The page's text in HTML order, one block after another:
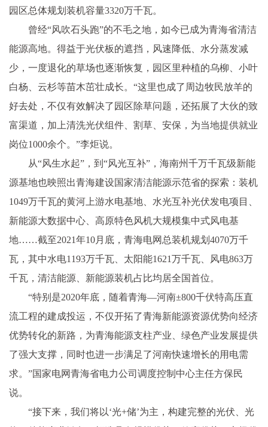
园区总体规划装机容量3320万千瓦。
曾经“风吹石头跑”的不毛之地，如今已成为青海省清洁
能源高地。得益于光伏板的遮挡，风速降低、水分蒸发减
少，一度退化的草场也逐渐恢复，园区里种植的乌柳、小叶
白杨、云杉等苗木茁壮成长。“这里也成了周边牧民放羊的
好去处，不仅有效解决了园区除草问题，还拓展了大伙的致
富渠道，加上清洗光伏组件、割草、安保，为当地提供就业
岗位1000余个。”李炬说。
从“风生水起”，到“风光互补”，海南州千万千瓦级新能
源基地也映照出青海建设国家清洁能源示范省的探索：装机
1049万千瓦的黄河上游水电基地、水光互补光伏发电项目、
新能源大数据中心、高原特色风机大规模集中式风电基
地……截至2021年10月底，青海电网总装机规划4070万千
瓦，其中水电1193万千瓦、太阳能1621万千瓦、风电863万
千瓦，清洁能源、新能源装机占比均居全国首位。
“特别是2020年底，随着青海—河南±800千伏特高压直
流工程的建成投运，不仅开拓了青海新能源资源优势向经济
优势转化的新路，为青海能源支柱产业、绿色产业发展提供
了强大支撑，同时也进一步满足了河南快速增长的用电需
求。”国家电网青海省电力公司调度控制中心主任方保民
说。
“接下来，我们将以‘光+储’为主，构建完整的光伏、光